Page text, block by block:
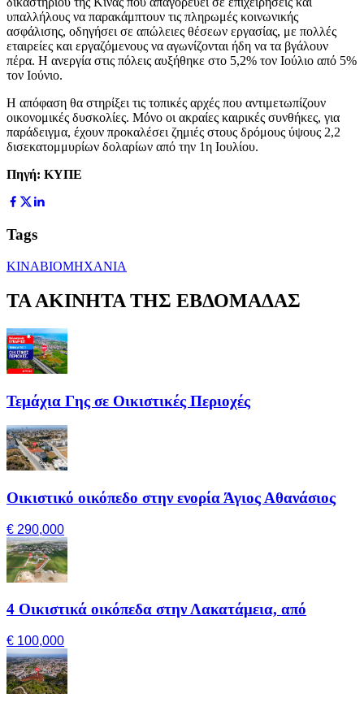
υπαλλήλους να παρακάμπτουν τις πληρωμές κοινωνικής
ασφάλισης, οδηγήσει σε απώλειες θέσεων εργασίας, με πολλές
εταιρείες και εργαζόμενους να αγωνίζονται ήδη να τα βγάλουν
πέρα. Η ανεργία στις πόλεις αυξήθηκε στο 5,2% τον Ιούλιο από 5%
τον Ιούνιο.
Η απόφαση θα στηρίξει τις τοπικές αρχές που αντιμετωπίζουν
οικονομικές δυσκολίες. Μόνο οι ακραίες καιρικές συνθήκες, για
παράδειγμα, έχουν προκαλέσει ζημιές στους δρόμους ύψους 2,2
δισεκατομμυρίων δολαρίων από την 1η Ιουλίου.
Πηγή: ΚΥΠΕ
Tags
ΚΙΝΑΒΙΟΜΗΧΑΝΙΑ
ΤΑ ΑΚΙΝΗΤΑ ΤΗΣ ΕΒΔΟΜΑΔΑΣ
Τεμάχια Γης σε Οικιστικές Περιοχές
Οικιστικό οικόπεδο στην ενορία Άγιος Αθανάσιος
€ 290,000
4 Οικιστικά οικόπεδα στην Λακατάμεια, από
€ 100,000